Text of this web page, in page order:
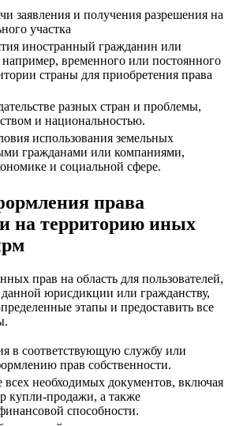
заявления и получения разрешения на
участка
иностранный гражданин или
временного или постоянного
страны для приобретения права
разных стран и проблемы,
и национальностью.
использования земельных
гражданами или компаниями,
и социальной сфере.
права
на территорию иных
прав на область для пользователей,
юрисдикции или гражданству,
этапы и предоставить все
в соответствующую службу или
прав собственности.
всех необходимых документов, включая
купли-продажи, а также
способности.